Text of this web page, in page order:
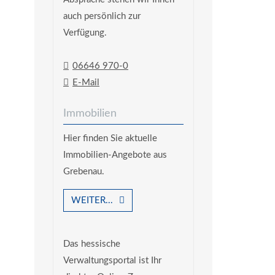
auch persönlich zur
Verfügung.
06646 970-0
E-Mail
Immobilien
Hier finden Sie aktuelle
Immobilien-Angebote aus
Grebenau.
WEITER...
Das hessische
Verwaltungsportal ist Ihr